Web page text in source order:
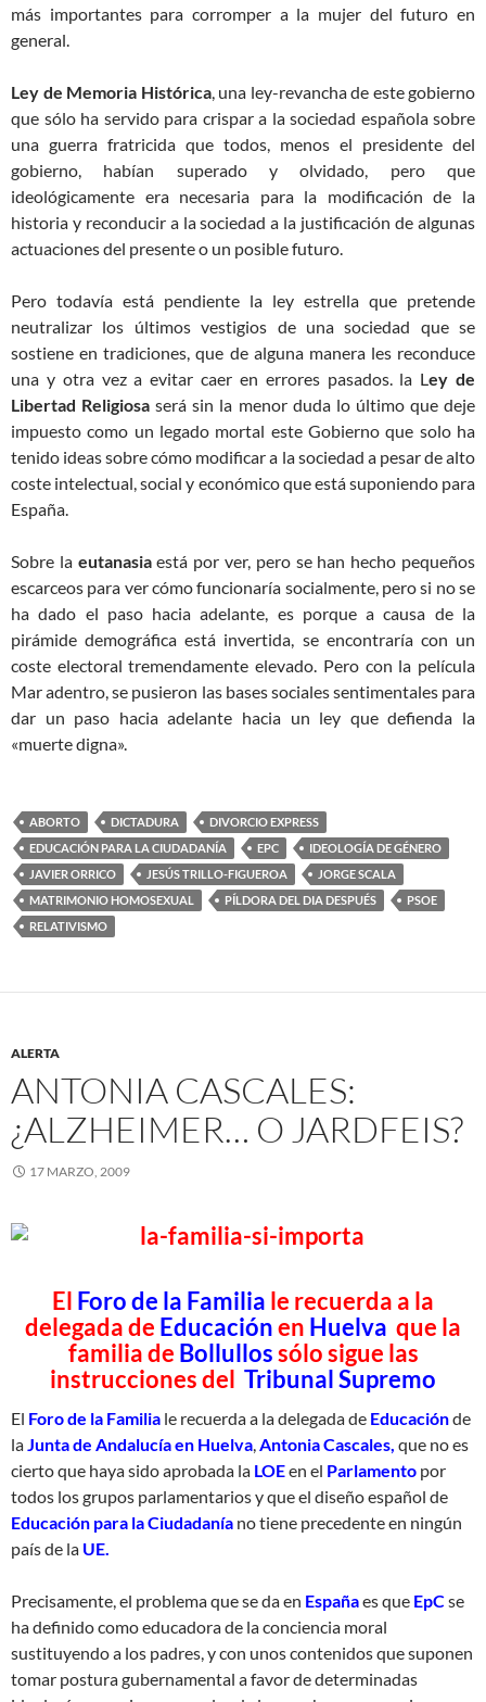
más importantes para corromper a la mujer del futuro en
general.
Ley de Memoria Histórica, una ley-revancha de este gobierno
que sólo ha servido para crispar a la sociedad española sobre
una guerra fratricida que todos, menos el presidente del
gobierno, habían superado y olvidado, pero que
ideológicamente era necesaria para la modificación de la
historia y reconducir a la sociedad a la justificación de algunas
actuaciones del presente o un posible futuro.
Pero todavía está pendiente la ley estrella que pretende
neutralizar los últimos vestigios de una sociedad que se
sostiene en tradiciones, que de alguna manera les reconduce
una y otra vez a evitar caer en errores pasados. la Ley de
Libertad Religiosa será sin la menor duda lo último que deje
impuesto como un legado mortal este Gobierno que solo ha
tenido ideas sobre cómo modificar a la sociedad a pesar de alto
coste intelectual, social y económico que está suponiendo para
España.
Sobre la eutanasiaestá por ver, pero se han hecho pequeños
escarceos para ver cómo funcionaría socialmente, pero si no se
ha dado el paso hacia adelante, es porque a causa de la
pirámide demográfica está invertida, se encontraría con un
coste electoral tremendamente elevado. Pero con la película
Mar adentro, se pusieron las bases sociales sentimentales para
dar un paso hacia adelante hacia un ley que defienda la
«muerte digna».
ABORTO DICTADURA
DIVORCIO EXPRESS
EDUCACIÓN PARA LA CIUDADANÍA
EPC
IDEOLOGÍA DE GÉNERO
JAVIER ORRICO
JESÚS TRILLO-FIGUEROA
JORGE SCALA
MATRIMONIO HOMOSEXUAL
PÍLDORA DEL DIA DESPUÉS
PSOE
RELATIVISMO
ALERTA
ANTONIA CASCALES:
¿ALZHEIMER… O JARDFEIS?
17 MARZO, 2009
El Foro de la Familia le recuerda a la
delegada de Educaciónen Huelva que la
familia de Bollullossólo sigue las
instrucciones del Tribunal Supremo
El Foro de la Familia le recuerda a la delegada de Educaciónde
laJunta de Andalucía en Huelva,Antonia Cascales, que no es
cierto que haya sido aprobada la LOEen el Parlamento por
todos los grupos parlamentarios y que el diseño español de
Educación para la Ciudadanía no tiene precedente en ningún
país de la UE.
Precisamente, el problema que se da en Españaes que EpCse
ha definido como educadora de la conciencia moral
sustituyendo a los padres, y con unos contenidos que suponen
tomar postura gubernamental a favor de determinadas